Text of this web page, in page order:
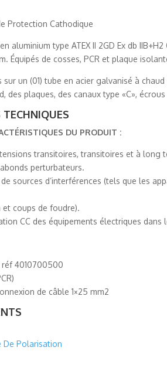
Protection Cathodique
aluminium type ATEX II 2GD Ex db
Équipés de cosses, PCR et plaque
un (01) tube en acier galvanisé à chaud
des plaques, des canaux type «C»,
DU PRODUIT :
transitoires, transitoires et à long
perturbateurs.
sources d’interférences (tels que les
coups de foudre).
CC des équipements électriques
réf 4010700500
de câble 1×25 mm2
De Polarisation